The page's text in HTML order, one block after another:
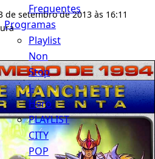
Frequentes
Programas
Playlist
Non
Stop
J-
Hero
PLAYLIST
CITY
POP
de setembro de 2013 às 16:11